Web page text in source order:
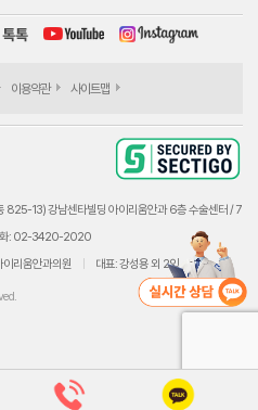
이용약관 사이트맵
13) 강남센타빌딩 아이리움안과 6층 수술센터 / 7
: 02-3420-2020
이리움안과의원 대표: 강성용 외 2인